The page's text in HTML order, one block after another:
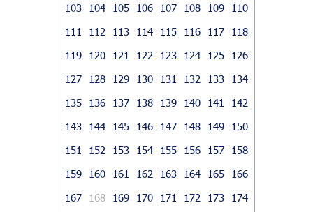
103
104 105 106 107 108 109
110
111
112 113 114 115 116 117
118
119
120 121 122 123 124 125
126
127
128 129 130 131 132 133
134
135
136 137 138 139 140 141
142
143
144 145 146 147 148 149
150
151
152 153 154 155 156 157
158
159
160 161 162 163 164 165
166
167
168 169 170 171 172 173
174